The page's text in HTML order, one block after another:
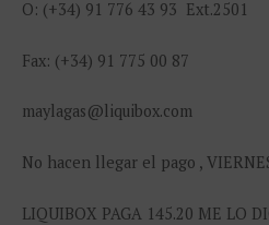
O: (+34) 91 776 43 93 Ext.2501
Fax: (+34) 91 775 00 87
maylagas@liquibox.com
No hacen llegar el pago ,
LIQUIBOX PAGA 145.20 ME LO